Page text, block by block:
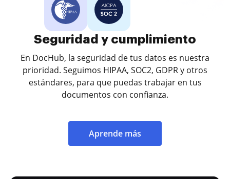
Seguridad y cumplimiento
En DocHub, la seguridad de tus datos es nuestra
prioridad. Seguimos HIPAA, SOC2, GDPR y otros
estándares, para que puedas trabajar en tus
documentos con confianza.
Aprende más